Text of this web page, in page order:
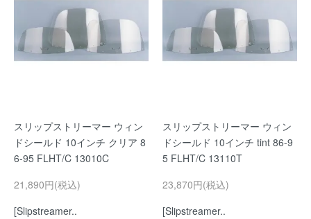
スリップストリーマー ウィン
ドシールド 10インチ クリア 8
6-95 FLHT/C 13010C
21,890円(税込)
[Slipstreamer..
スリップストリーマー ウィン
ドシールド 10インチ tint 86-9
5 FLHT/C 13110T
23,870円(税込)
[Slipstreamer..